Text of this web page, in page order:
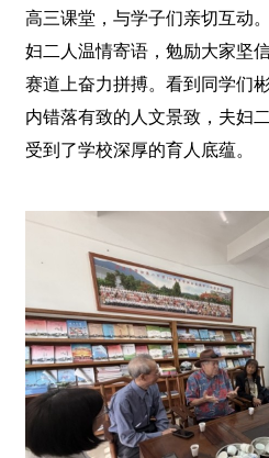
高三课堂，与学子们亲切互动
妇二人温情寄语，勉励大家坚
赛道上奋力拼搏。看到同学们
内错落有致的人文景致，夫妇
受到了学校深厚的育人底蕴。